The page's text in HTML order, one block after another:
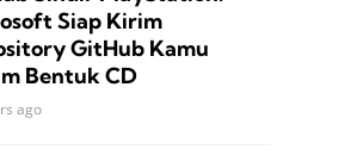
Siap Kirim
GitHub Kamu
Bentuk CD
ago